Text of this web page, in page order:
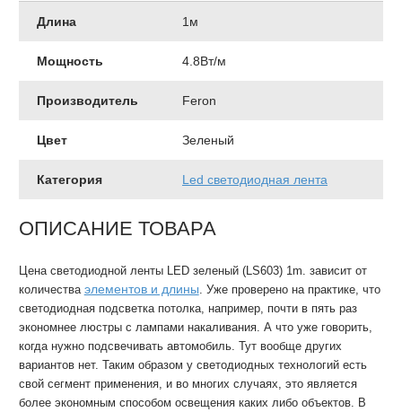
Длина 1м
Мощность 4.8Вт/м
Производитель Feron
Цвет Зеленый
Категория Led cветодиодная лента
ОПИСАНИЕ ТОВАРА
Цена светодиодной ленты LED зеленый (LS603) 1m. зависит от
количества элементов и длины. Уже проверено на практике, что
светодиодная подсветка потолка, например, почти в пять раз
экономнее люстры с лампами накаливания. А что уже говорить,
когда нужно подсвечивать автомобиль. Тут вообще других
вариантов нет. Таким образом у светодиодных технологий есть
свой сегмент применения, и во многих случаях, это является
более экономным способом освещения каких либо объектов. В